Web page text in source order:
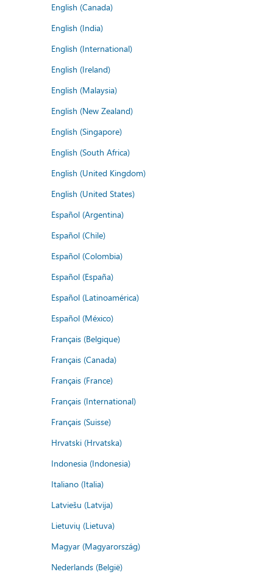
English (Canada)
English (India)
English (International)
English (Ireland)
English (Malaysia)
English (New Zealand)
English (Singapore)
English (South Africa)
English (United Kingdom)
English (United States)
Español (Argentina)
Español (Chile)
Español (Colombia)
Español (España)
Español (Latinoamérica)
Español (México)
Français (Belgique)
Français (Canada)
Français (France)
Français (International)
Français (Suisse)
Hrvatski (Hrvatska)
Indonesia (Indonesia)
Italiano (Italia)
Latviešu (Latvija)
Lietuvių (Lietuva)
Magyar (Magyarország)
Nederlands (België)